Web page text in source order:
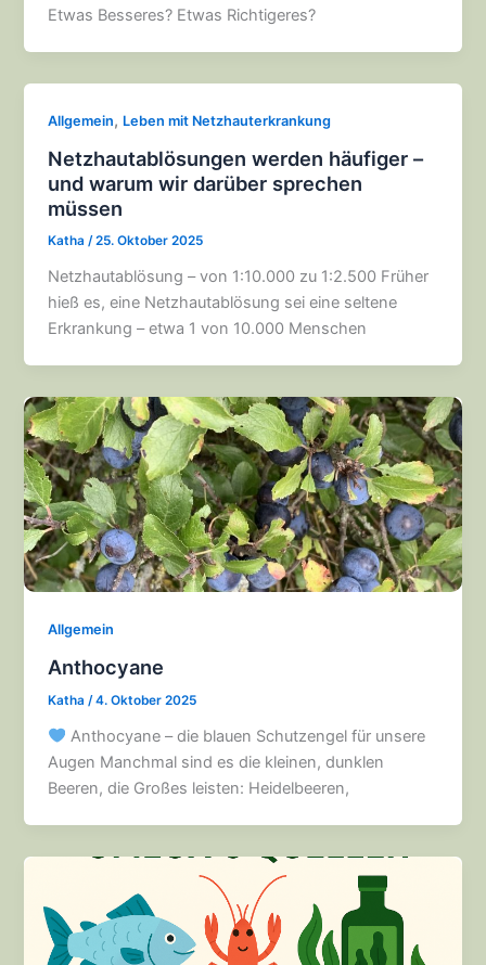
Etwas Besseres? Etwas Richtigeres?
Allgemein, Leben mit Netzhauterkrankung
Netzhautablösungen werden häufiger –
und warum wir darüber sprechen
müssen
Katha/25. Oktober 2025
Netzhautablösung – von 1:10.000 zu 1:2.500 Früher
hieß es, eine Netzhautablösung sei eine seltene
Erkrankung – etwa 1 von 10.000 Menschen
Allgemein
Anthocyane
Katha/4. Oktober 2025
Anthocyane – die blauen Schutzengel für unsere
Augen Manchmal sind es die kleinen, dunklen
Beeren, die Großes leisten: Heidelbeeren,